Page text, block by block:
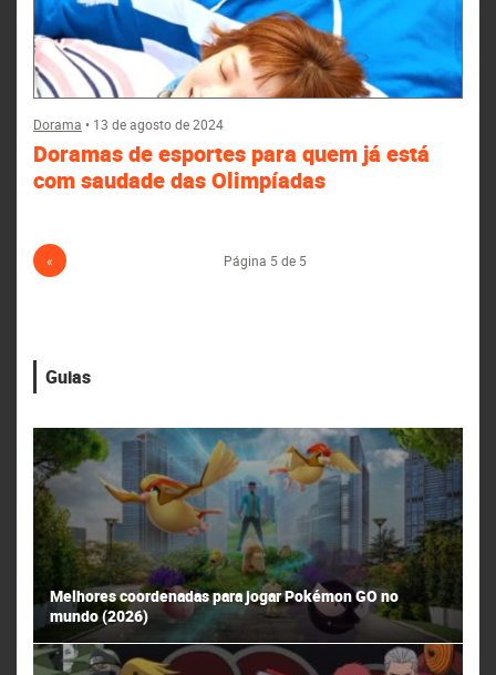
Dorama • 13 de agosto de 2024
Doramas de esportes para quem já está
com saudade das Olimpíadas
Página 5 de 5
«
Guias
Melhores coordenadas para jogar Pokémon GO no
mundo (2026)